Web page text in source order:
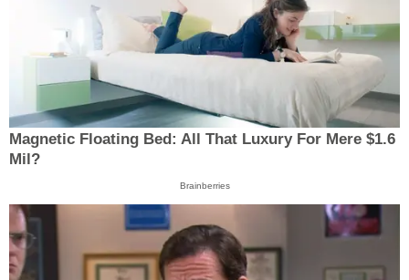
Magnetic Floating Bed: All That Luxury For Mere $1.6
Mil?
Brainberries